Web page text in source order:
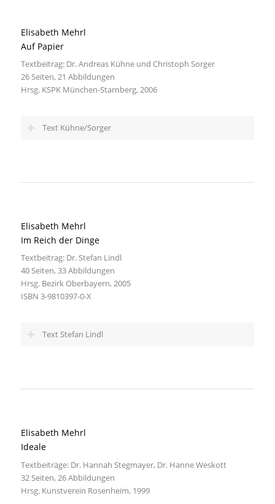
Elisabeth Mehrl
Auf Papier
Textbeitrag: Dr. Andreas Kühne und Christoph Sorger
26 Seiten, 21 Abbildungen
Hrsg. KSPK München-Starnberg, 2006
Text Kühne/Sorger
Elisabeth Mehrl
Im Reich der Dinge
Textbeitrag: Dr. Stefan Lindl
40 Seiten, 33 Abbildungen
Hrsg. Bezirk Oberbayern, 2005
ISBN 3-9810397-0-X
Text Stefan Lindl
Elisabeth Mehrl
Ideale
Textbeiträge: Dr. Hannah Stegmayer, Dr. Hanne Weskott
32 Seiten, 26 Abbildungen
Hrsg. Kunstverein Rosenheim, 1999